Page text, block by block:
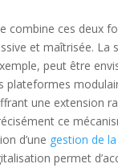
combine ces deux
et maîtrisée. La
peut être
plateformes
une extension
ce
d’une gestion de
permet